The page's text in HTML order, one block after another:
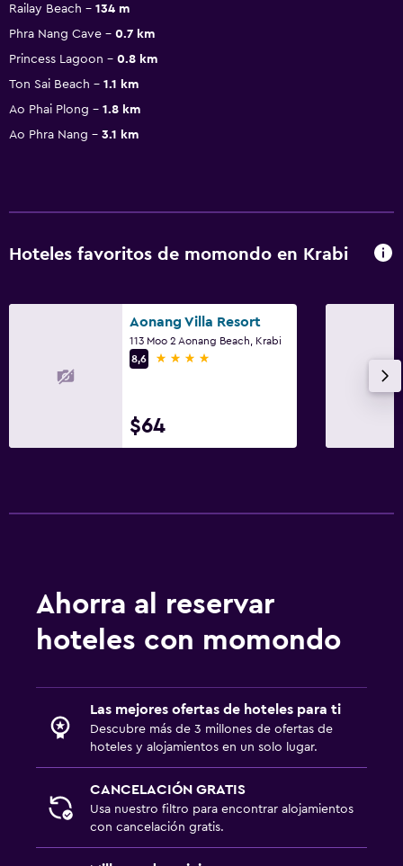
Railay Beach
134 m
Phra Nang Cave
0.7 km
Princess Lagoon
0.8 km
Ton Sai Beach
1.1 km
Ao Phai Plong
1.8 km
Ao Phra Nang
3.1 km
Hoteles favoritos de momondo en Krabi
Aonang Villa Resort
113 Moo 2 Aonang Beach, Krabi
8,6
4 estrellas
$64
Ahorra al reservar
hoteles con momondo
Las mejores ofertas de hoteles para ti
Descubre más de 3 millones de ofertas de
hoteles y alojamientos en un solo lugar.
CANCELACIÓN GRATIS
Usa nuestro filtro para encontrar alojamientos
con cancelación gratis.